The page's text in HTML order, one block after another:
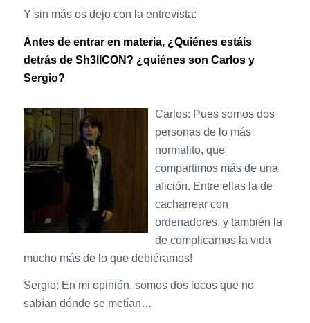
Y sin más os dejo con la entrevista:
Antes de entrar en materia, ¿Quiénes estáis
detrás de Sh3llCON? ¿quiénes son Carlos y
Sergio?
Carlos: Pues somos dos
personas de lo más
normalito, que
compartimos más de una
afición. Entre ellas la de
cacharrear con
ordenadores, y también la
de complicarnos la vida
mucho más de lo que debiéramos!
Sergio: En mi opinión, somos dos locos que no
sabían dónde se metían…